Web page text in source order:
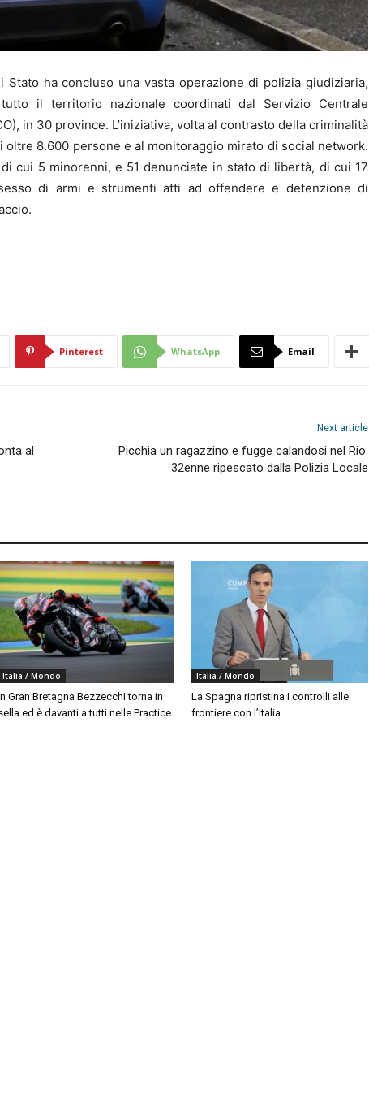
Stato ha concluso una vasta operazione di polizia giudiziaria,
il territorio nazionale coordinati dal Servizio Centrale
in 30 province. L’iniziativa, volta al contrasto della criminalità
8.600 persone e al monitoraggio mirato di social network.
cui 5 minorenni, e 51 denunciate in stato di libertà, di cui 17
di armi e strumenti atti ad offendere e detenzione di
Pinterest WhatsApp Email
al
Next article
Picchia un ragazzino e fugge calandosi nel Rio:
32enne ripescato dalla Polizia Locale
Italia / Mondo
Gran Bretagna Bezzecchi torna in
ed è davanti a tutti nelle Practice
Italia / Mondo
La Spagna ripristina i controlli alle
frontiere con l’Italia